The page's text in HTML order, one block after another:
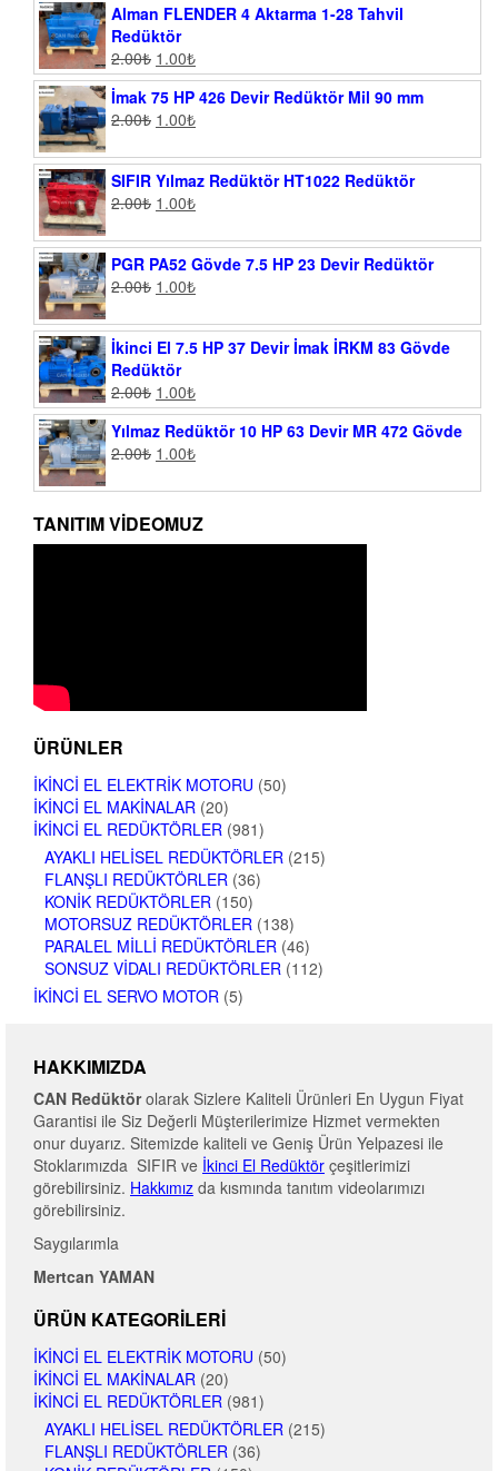
Alman FLENDER 4 Aktarma 1-28 Tahvil
Redüktör
2.00₺ 1.00₺
İmak 75 HP 426 Devir Redüktör Mil 90 mm
2.00₺ 1.00₺
SIFIR Yılmaz Redüktör HT1022 Redüktör
2.00₺ 1.00₺
PGR PA52 Gövde 7.5 HP 23 Devir Redüktör
2.00₺ 1.00₺
İkinci El 7.5 HP 37 Devir İmak İRKM 83 Gövde
Redüktör
2.00₺ 1.00₺
Yılmaz Redüktör 10 HP 63 Devir MR 472 Gövde
2.00₺ 1.00₺
TANITIM VIDEOMUZ
ÜRÜNLER
İKINCI EL ELEKTRIK MOTORU (50)
İKINCI EL MAKINALAR (20)
İKINCI EL REDÜKTÖRLER (981)
AYAKLI HELISEL REDÜKTÖRLER (215)
FLANŞLI REDÜKTÖRLER (36)
KONIK REDÜKTÖRLER (150)
MOTORSUZ REDÜKTÖRLER (138)
PARALEL MILLI REDÜKTÖRLER (46)
SONSUZ VIDALI REDÜKTÖRLER (112)
İKINCI EL SERVO MOTOR (5)
HAKKIMIZDA
CAN Redüktörolarak Sizlere Kaliteli Ürünleri En Uygun Fiyat
Garantisi ile Siz Değerli Müşterilerimize Hizmet vermekten
onur duyarız. Sitemizde kaliteli ve Geniş Ürün Yelpazesi ile
Stoklarımızda SIFIR ve İkinci El Redüktör çeşitlerimizi
görebilirsiniz. Hakkımız da kısmında tanıtım videolarımızı
görebilirsiniz.
Saygılarımla
Mertcan YAMAN
ÜRÜN KATEGORILERI
İKINCI EL ELEKTRIK MOTORU (50)
İKINCI EL MAKINALAR (20)
İKINCI EL REDÜKTÖRLER (981)
AYAKLI HELISEL REDÜKTÖRLER (215)
FLANŞLI REDÜKTÖRLER (36)